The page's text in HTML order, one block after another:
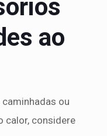
ao
ou
calor, considere